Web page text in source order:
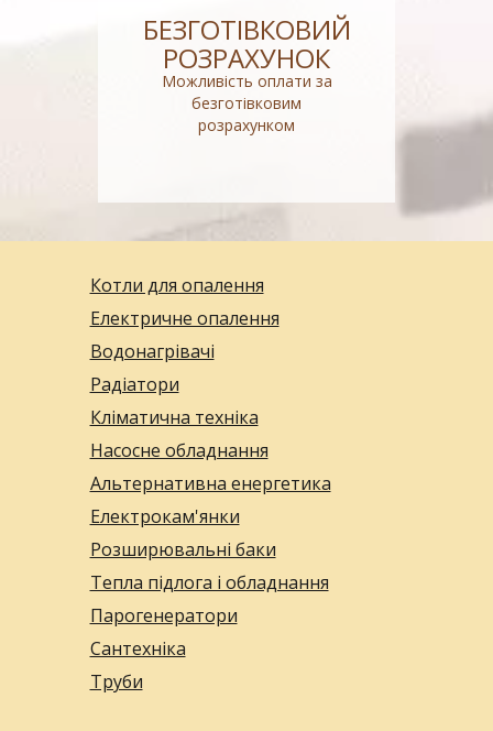
БЕЗГОТІВКОВИЙ
РОЗРАХУНОК
Можливість оплати за
безготівковим
розрахунком
Котли для опалення
Електричне опалення
Водонагрівачі
Радіатори
Кліматична техніка
Насосне обладнання
Альтернативна енергетика
Електрокам'янки
Розширювальні баки
Тепла підлога і обладнання
Парогенератори
Сантехніка
Труби